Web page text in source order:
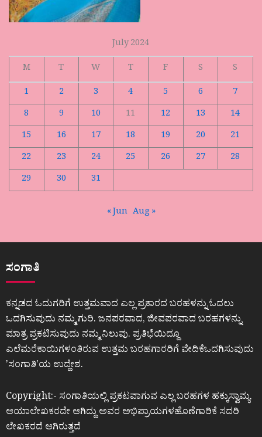
July 2024
M
T W T F S
S
1
2 3 4 5 6
7
8
9 10 11 12 13
14
15
16 17 18 19 20
21
22
23 24 25 26 27
28
29
30 31
« Jun Aug »
ಸಂಗಾತಿ
ಕನ್ನಡದ ಓದುಗರಿಗೆ ಉತ್ತಮವಾದ ಎಲ್ಲ ಪ್ರಕಾರದ ಬರಹಳನ್ನು ಓದಲು
ಒದಗಿಸುವುದು ನಮ್ಮ ಗುರಿ. ಜನಪರವಾದ, ಜೀವಪರವಾದ ಬರಹಗಳನ್ನು
ಮಾತ್ರ ಪ್ರಕಟಿಸುವುದು ನಮ್ಮ ನಿಲುವು. ಪ್ರತಿಭೆಯಿದ್ದೂ
ಎಲೆಮರೆಕಾಯಿಗಳಂತಿರುವ ಉತ್ತಮ ಬರಹಗಾರರಿಗೆ ವೇದಿಕೆಒದಗಿಸುವುದು
ʼಸಂಗಾತಿʼಯ ಉದ್ದೇಶ.
Copyright:- ಸಂಗಾತಿಯಲ್ಲಿ ಪ್ರಕಟವಾಗುವ ಎಲ್ಲ ಬರಹಗಳ ಹಕ್ಕುಸ್ವಾಮ್ಯ
ಆಯಾಲೇಖಕರದೇ ಆಗಿದ್ದು ಅವರ ಅಭಿಪ್ರಾಯಗಳಹೊಣೆಗಾರಿಕೆ ಸದರಿ
ಲೇಖಕರದೆ ಆಗಿರುತ್ತದೆ